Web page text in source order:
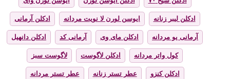
ادکلن لیبر زنانه ایوسن لورن لا نویت مردانه ادکلن آرمانی
آرمانی یو مردانه ادکلن مای وی آرمانی کد ادکلن دانهیل
کول واتر مردانه ادکلن لاگوست لاگوست سبز
ادکلن کنزو عطر تستر زنانه عطر تستر مردانه